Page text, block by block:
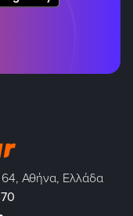
64, Αθήνα, Ελλάδα